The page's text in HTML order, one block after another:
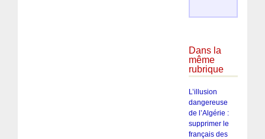
Dans la
même
rubrique
L’illusion
dangereuse
de l’Algérie :
supprimer le
français des